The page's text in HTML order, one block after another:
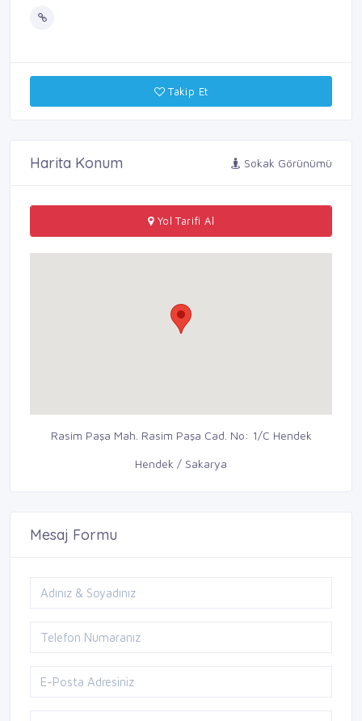
Takip Et
Harita Konum Sokak Görünümü
Yol Tarifi Al
Rasim Paşa Mah. Rasim Paşa Cad. No: 1/C Hendek
Hendek / Sakarya
Mesaj Formu